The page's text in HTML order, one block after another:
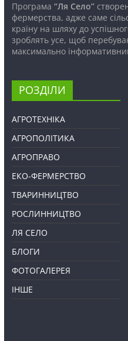
Програма “Ля Село”
фермерства, адже саме
країну на шляху до
зроблять усе, щоб
максимально
РОЗДІЛИ
АГРОТЕХНІКА
АГРОПОЛІТИКА
АГРОПРАВО
ЕКО-ФЕРМЕРСТВО
ТВАРИННИЦТВО
РОСЛИННИЦТВО
ЛЯ СЕЛО
БЛОГИ
ФОТОГАЛЕРЕЯ
ІНШЕ